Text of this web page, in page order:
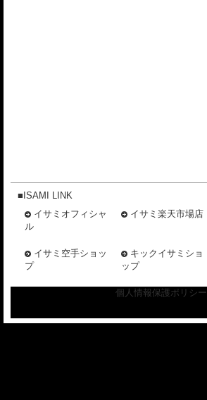
■ISAMI LINK
イサミオフィシャ
ル
イサミ楽天市場店
イサミ空手ショッ
プ
キックイサミショ
ップ
個人情報保護ポリシー